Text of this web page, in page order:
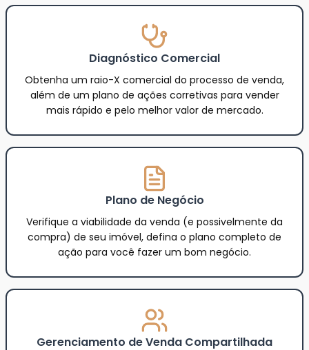
Diagnóstico Comercial
Obtenha um raio-X comercial do processo de venda,
além de um plano de ações corretivas para vender
mais rápido e pelo melhor valor de mercado.
Plano de Negócio
Verifique a viabilidade da venda (e possivelmente da
compra) de seu imóvel, defina o plano completo de
ação para você fazer um bom negócio.
Gerenciamento de Venda Compartilhada